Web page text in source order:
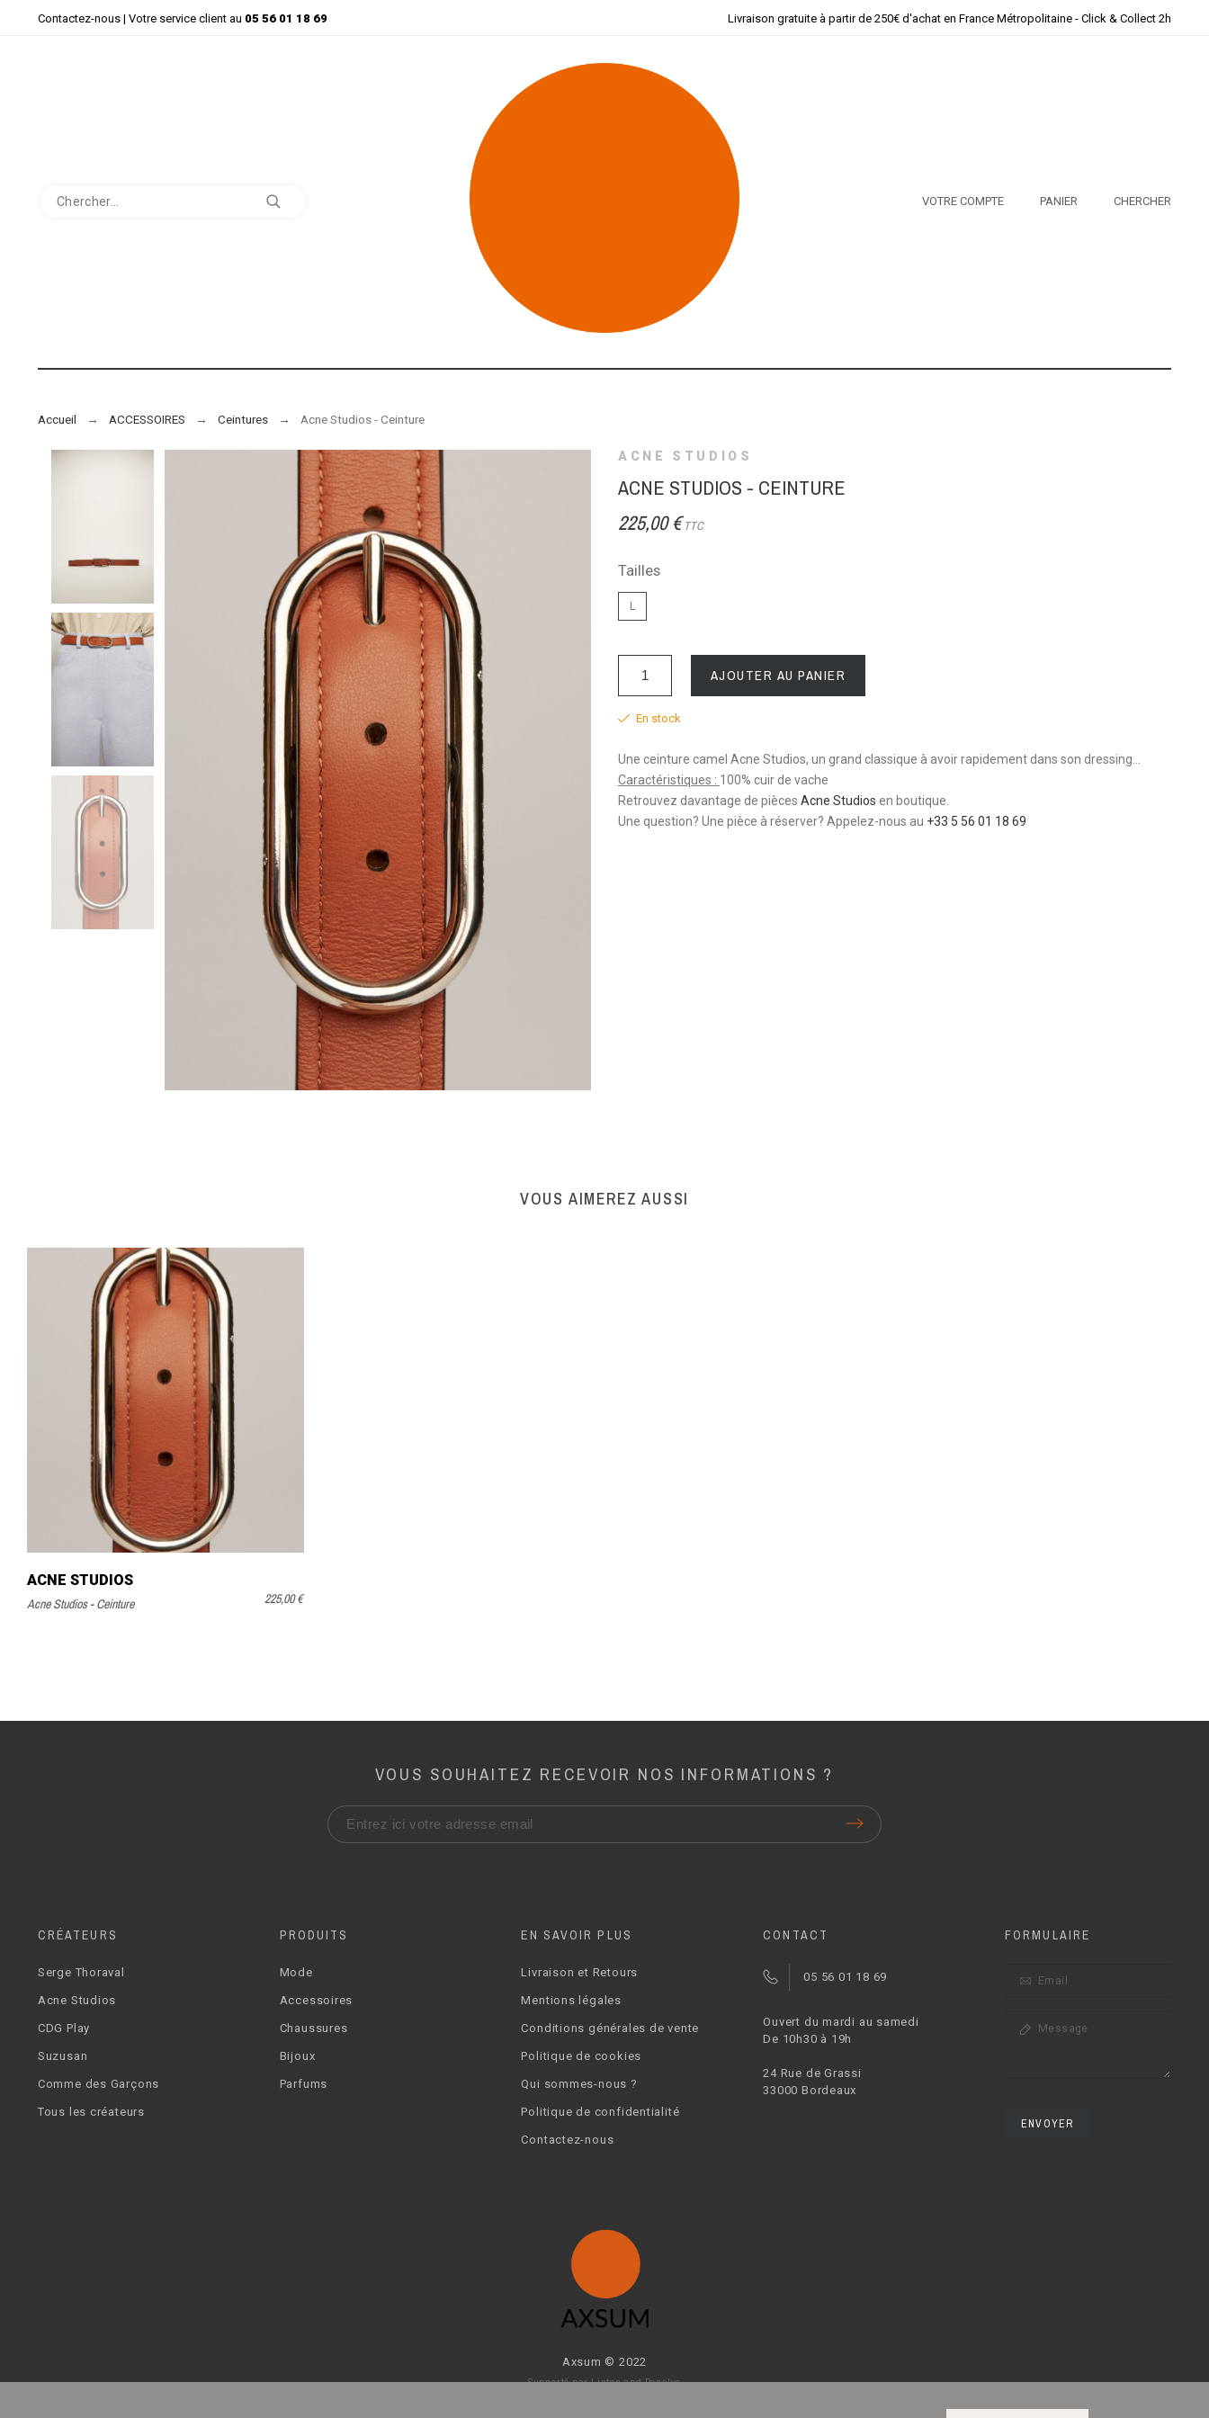
Contactez-nous| Votre service client au 05 56 01 18 69 Livraison gratuite à partir de 250€ d'achat en France Métropolitaine - Click & Collect 2h
VOTRE COMPTE PANIER CHERCHER
Accueil ACCESSOIRES Ceintures Acne Studios - Ceinture
ACNE STUDIOS
ACNE STUDIOS - CEINTURE
225,00 € TTC
Tailles
L
AJOUTER AU PANIER
En stock
Une ceinture camel Acne Studios, un grand classique à avoir rapidement dans son dressing…
Caractéristiques : 100% cuir de vache
Retrouvez davantage de pièces Acne Studios en boutique.
Une question? Une pièce à réserver? Appelez-nous au +33 5 56 01 18 69
VOUS AIMEREZ AUSSI
ACNE STUDIOS
Acne Studios - Ceinture 225,00 €
VOUS SOUHAITEZ RECEVOIR NOS INFORMATIONS ?
CRÉATEURS
Serge Thoraval
Acne Studios
CDG Play
Suzusan
Comme des Garçons
Tous les créateurs
PRODUITS
Mode
Accessoires
Chaussures
Bijoux
Parfums
EN SAVOIR PLUS
Livraison et Retours
Mentions légales
Conditions générales de vente
Politique de cookies
Qui sommes-nous ?
Politique de confidentialité
Contactez-nous
CONTACT
05 56 01 18 69
Ouvert du mardi au samedi
De 10h30 à 19h
24 Rue de Grassi
33000 Bordeaux
FORMULAIRE
ENVOYER
Axsum © 2022
Supporté parListen and Resolve